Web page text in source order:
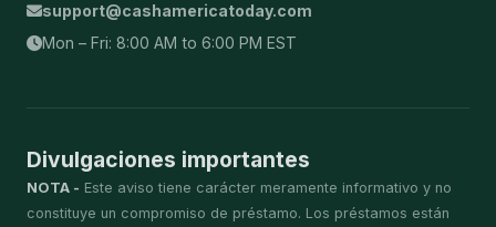
support@cashamericatoday.com
Mon – Fri: 8:00 AM to 6:00 PM EST
Divulgaciones importantes
NOTA - Este aviso tiene carácter meramente informativo y no
constituye un compromiso de préstamo. Los préstamos están